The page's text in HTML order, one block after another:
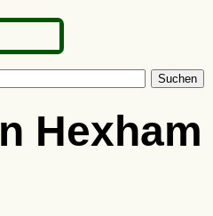
Suchen
Hexham